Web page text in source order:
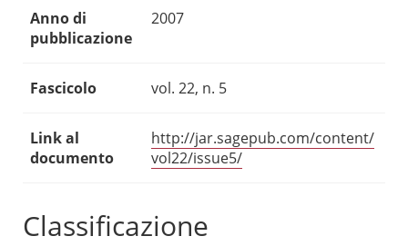
Anno di
pubblicazione
2007
Fascicolo vol. 22, n. 5
Link al
documento
http://jar.sagepub.com/content/
vol22/issue5/
Classificazione